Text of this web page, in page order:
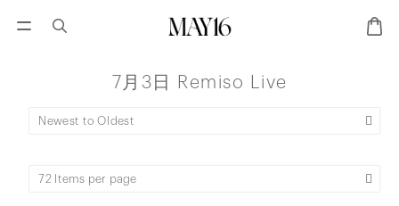
7月3日 Remiso Live